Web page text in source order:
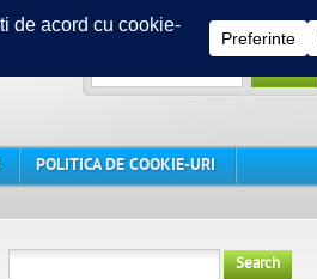
POLITICA DE COOKIE-URI
Search